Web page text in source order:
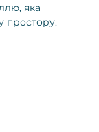
яка
простору.